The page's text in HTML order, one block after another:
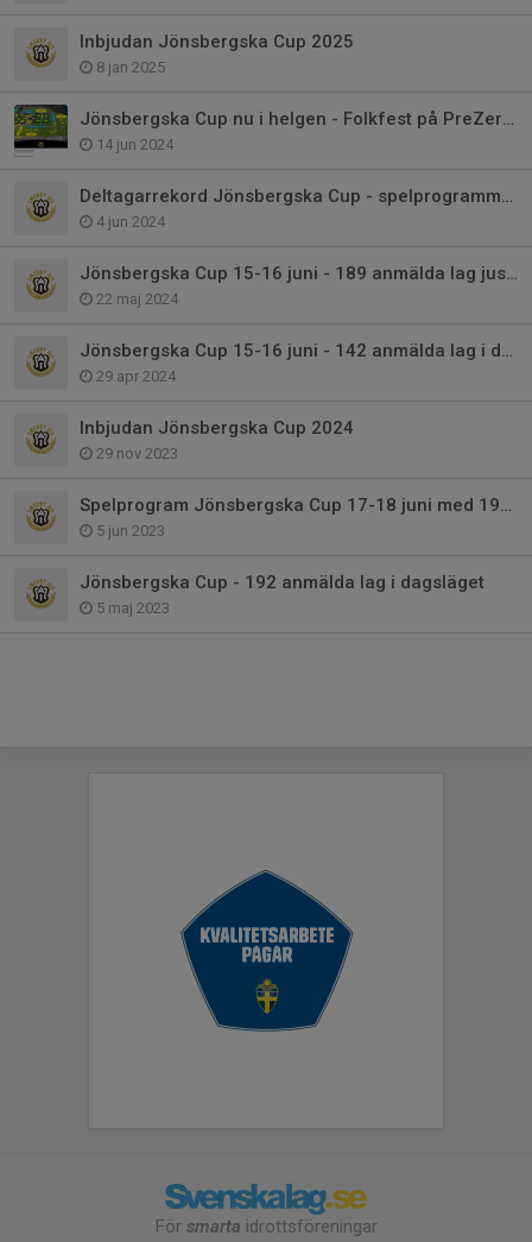
Inbjudan Jönsbergska Cup 2025
8 jan 2025
Jönsbergska Cup nu i helgen - Folkfest på PreZero Arena - Välkomna!
14 jun 2024
Deltagarrekord Jönsbergska Cup - spelprogrammet klart
4 jun 2024
Jönsbergska Cup 15-16 juni - 189 anmälda lag just nu!
22 maj 2024
Jönsbergska Cup 15-16 juni - 142 anmälda lag i dagsläget
29 apr 2024
Inbjudan Jönsbergska Cup 2024
29 nov 2023
Spelprogram Jönsbergska Cup 17-18 juni med 192 deltagande lag
5 jun 2023
Jönsbergska Cup - 192 anmälda lag i dagsläget
5 maj 2023
För smarta idrottsföreningar